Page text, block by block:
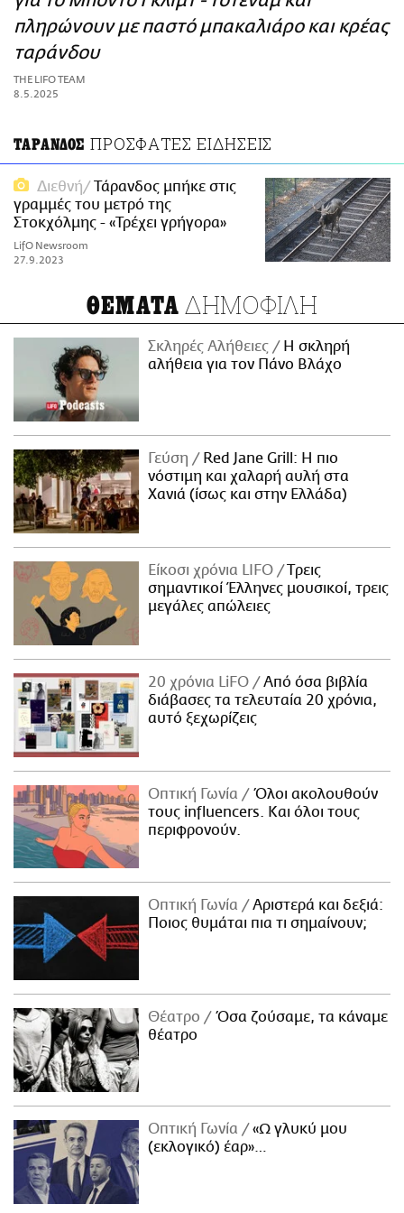
ΑΜΠΑ
PRINT
πληρώνουν με παστό μπακαλιάρο και κρέας
ταράνδου
THE LIFO TEAM
8.5.2025
ΤΑΡΑΝΔΟΣ ΠΡΟΣΦΑΤΕΣ ΕΙΔΗΣΕΙΣ
Διεθνή
Τάρανδος μπήκε στις
γραμμές του μετρό της
Στοκχόλμης - «Τρέχει γρήγορα»
LifO Newsroom
27.9.2023
ΘΕΜΑΤΑ ΔΗΜΟΦΙΛΗ
Σκληρές Αλήθειες
H σκληρή
αλήθεια για τον Πάνο Βλάχο
Γεύση
Red Jane Grill: Η πιο
νόστιμη και χαλαρή αυλή στα
Χανιά (ίσως και στην Ελλάδα)
Είκοσι χρόνια LIFO
Tρεις
σημαντικοί Έλληνες μουσικοί, τρεις
μεγάλες απώλειες
20 χρόνια LiFO
Από όσα βιβλία
διάβασες τα τελευταία 20 χρόνια,
αυτό ξεχωρίζεις
Οπτική Γωνία
Όλοι ακολουθούν
τους influencers. Και όλοι τους
περιφρονούν.
Οπτική Γωνία
Αριστερά και δεξιά:
Ποιος θυμάται πια τι σημαίνουν;
Θέατρο
Όσα ζούσαμε, τα κάναμε
θέατρο
Οπτική Γωνία
«Ω γλυκύ μου
(εκλογικό) έαρ»…